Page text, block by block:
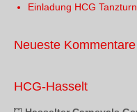
Einladung HCG
Neueste Kommentare
HCG-Hasselt